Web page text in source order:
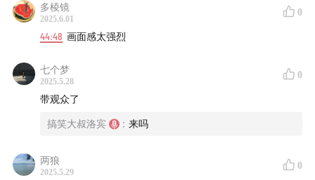
-08:300 第一件蠢事发生：考试作弊纸条-传家宝
主持人罗宾分享女儿和自己的考试作弊故事，直言女儿比
自己更蠢！
-14:30我和我的清澈且愚蠢的学生
嘉宾花花爆料在校园中学生身上发生的趣事，直接避开
多棱镜
2025.6.01
0
44:48 画面感太强烈
七个梦
2025.5.28
0
带观众了
搞笑大叔洛宾 : 来吗
两狼
2025.5.29
0